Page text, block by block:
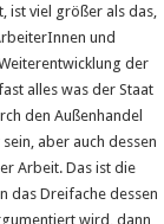
ist viel größer als das,
und
der
alles was der Staat
den Außenhandel
aber auch dessen
Arbeit. Das ist die
das Dreifache dessen
wird, dann